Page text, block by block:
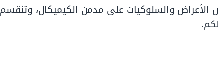
والسلوكيات على مدمن الكيميكال، وتنقسم